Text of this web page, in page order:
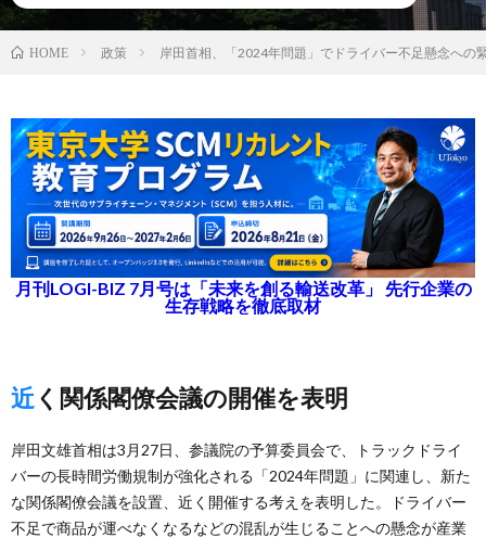
HOME 政策 岸田首相、「2024年問題」でドライバー不足懸念へ
月刊LOGI-BIZ 7月号は「未来を創る輸送改革」 先行企業の
生存戦略を徹底取材
近く関係閣僚会議の開催を表明
岸田文雄首相は3月27日、参議院の予算委員会で、トラックドライ
バーの長時間労働規制が強化される「2024年問題」に関連し、新た
な関係閣僚会議を設置、近く開催する考えを表明した。ドライバー
不足で商品が運べなくなるなどの混乱が生じることへの懸念が産業